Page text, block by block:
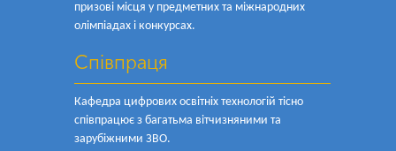
призові місця у предметних та міжнародних
олімпіадах і конкурсах.
Співпраця
Кафедра цифрових освітніх технологій тісно
співпрацює з багатьма вітчизняними та
зарубіжними ЗВО.